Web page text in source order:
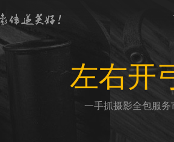
左右开
一手抓摄影全包服